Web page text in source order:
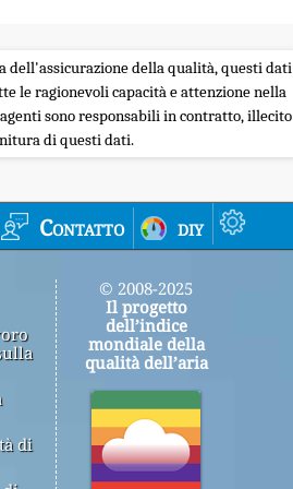
dell'assicurazione della qualità, questi dati
le ragionevoli capacità e attenzione nella
sono responsabili in contratto, illecito
di questi dati.
Contatto diy
di
© 2008-2025
Il progetto
dell’indice
mondiale della
qualità dell’aria